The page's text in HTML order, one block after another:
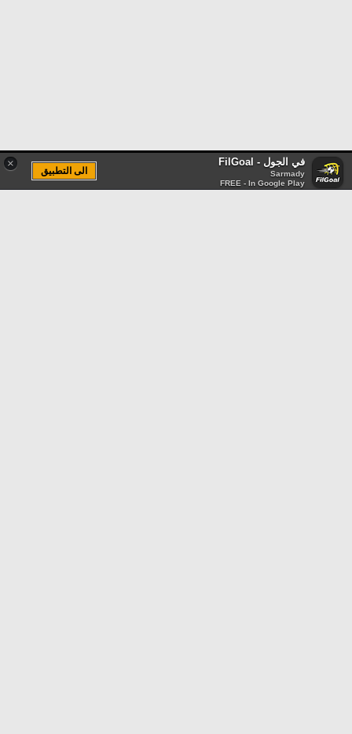
× في الجول - FilGoal
Sarmady
FREE - In Google Play
الى التطبيق